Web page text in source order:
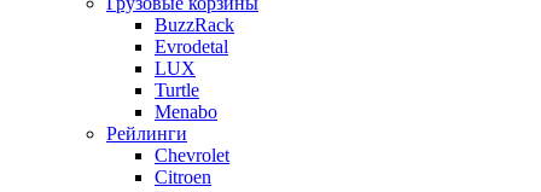
BuzzRack
Evrodetal
LUX
Turtle
Menabo
Рейлинги
Chevrolet
Citroen